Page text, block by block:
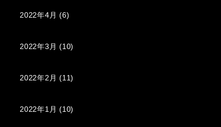
2022年4月 (6)
2022年3月 (10)
2022年2月 (11)
2022年1月 (10)